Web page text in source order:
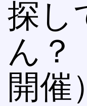
プ探し
ん？
開催）